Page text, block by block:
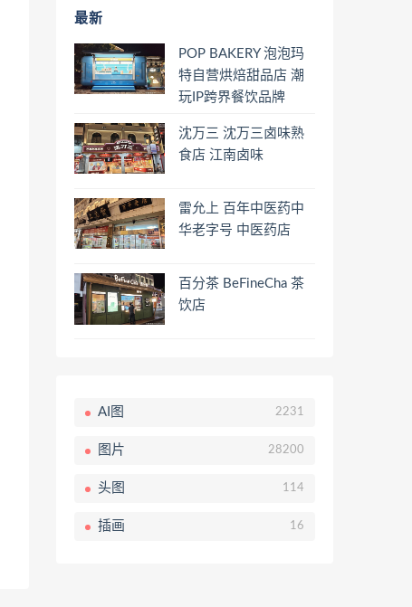
最新
POP BAKERY 泡泡玛
特自营烘焙甜品店 潮
玩IP跨界餐饮品牌
沈万三 沈万三卤味熟
食店 江南卤味
雷允上 百年中医药中
华老字号 中医药店
百分茶 BeFineCha 茶
饮店
AI图 2231
图片 28200
头图 114
插画 16